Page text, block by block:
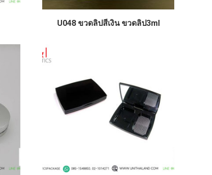
U048 ขวดลิปสีเงิน ขวดลิป3ml